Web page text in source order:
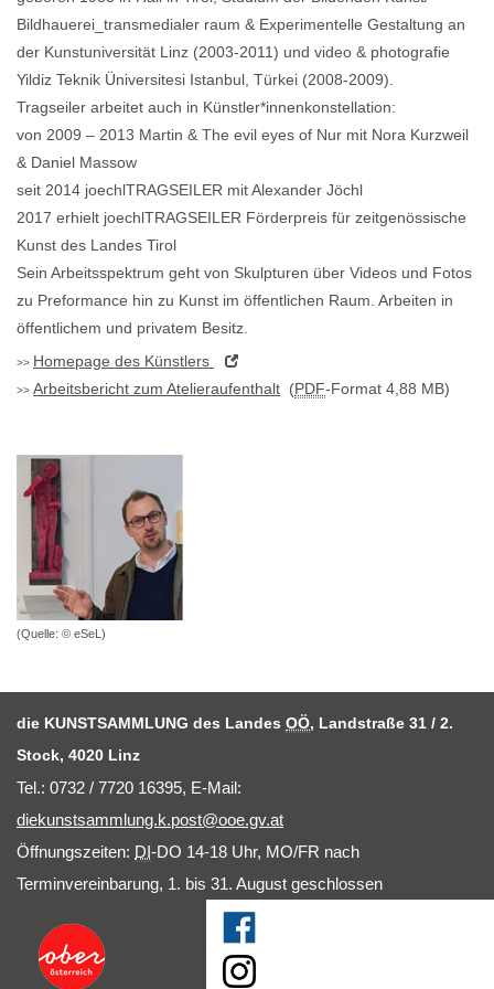
Bildhauerei_transmedialer raum & Experimentelle Gestaltung an
der Kunstuniversität Linz (2003-2011) und video & photografie
Yildiz Teknik Üniversitesi Istanbul, Türkei (2008-2009).
Tragseiler arbeitet auch in Künstler*innenkonstellation:
von 2009 – 2013 Martin & The evil eyes of Nur mit Nora Kurzweil
& Daniel Massow
seit 2014 joechlTRAGSEILER mit Alexander Jöchl
2017 erhielt joechlTRAGSEILER Förderpreis für zeitgenössische
Kunst des Landes Tirol
Sein Arbeitsspektrum geht von Skulpturen über Videos und Fotos
zu Preformance hin zu Kunst im öffentlichen Raum. Arbeiten in
öffentlichem und privatem Besitz.
Homepage des Künstlers
Arbeitsbericht zum Atelieraufenthalt (PDF-Format 4,88 MB)
(Quelle: © eSeL)
die KUNSTSAMMLUNG des Landes OÖ, Landstraße 31 / 2.
Stock, 4020 Linz
Tel.: 0732 / 7720 16395, E-Mail:
diekunstsammlung.k.post@ooe.gv.at
Öffnungszeiten: DI-DO 14-18 Uhr, MO/FR nach
Terminvereinbarung, 1. bis 31. August geschlossen